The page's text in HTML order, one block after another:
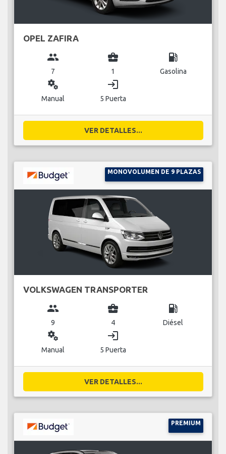
OPEL ZAFIRA
group
7
business_center
1
local_gas_station
Gasolina
miscellaneous_services
Manual
login
5 Puerta
VER DETALLES...
MONOVOLUMEN DE 9 PLAZAS
VOLKSWAGEN TRANSPORTER
group
9
business_center
4
local_gas_station
Diésel
miscellaneous_services
Manual
login
5 Puerta
VER DETALLES...
PREMIUM